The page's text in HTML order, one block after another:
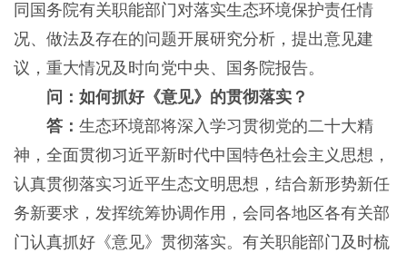
同国务院有关职能部门对落实生态环境保护责任情
况、做法及存在的问题开展研究分析，提出意见建
议，重大情况及时向党中央、国务院报告。
问：如何抓好《意见》的贯彻落实？
答： 生态环境部将深入学习贯彻党的二十大精
神，全面贯彻习近平新时代中国特色社会主义思想，
认真贯彻落实习近平生态文明思想，结合新形势新任
务新要求，发挥统筹协调作用，会同各地区各有关部
门认真抓好《意见》贯彻落实。有关职能部门及时梳